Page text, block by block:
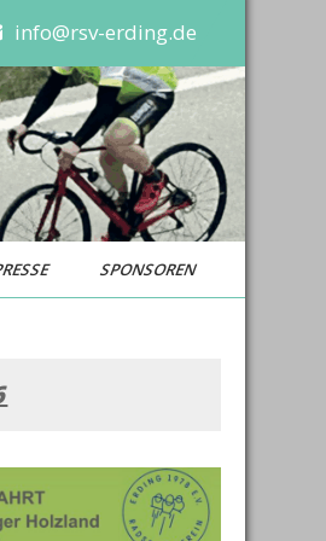
info@rsv-erding.de
SPONSOREN